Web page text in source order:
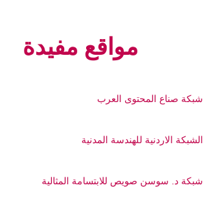
مواقع مفيدة
شبكة صناع المحتوى العرب
الشبكة الاردنية للهندسة المدنية
شبكة د. سوسن صويص للابتسامة المثالية